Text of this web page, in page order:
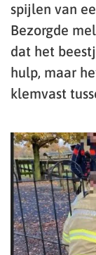
spijlen van
Bezorgde
dat het
hulp, maar
klemvast